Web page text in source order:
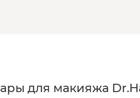
для макияжа